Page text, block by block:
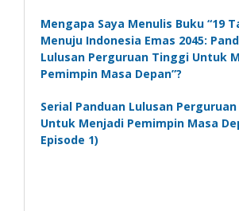
Mengapa Saya Menulis Buku “19
Menuju Indonesia Emas 2045:
Lulusan Perguruan Tinggi Untuk
Pemimpin Masa Depan”?
Serial Panduan Lulusan
Untuk Menjadi Pemimpin Masa
Episode 1)